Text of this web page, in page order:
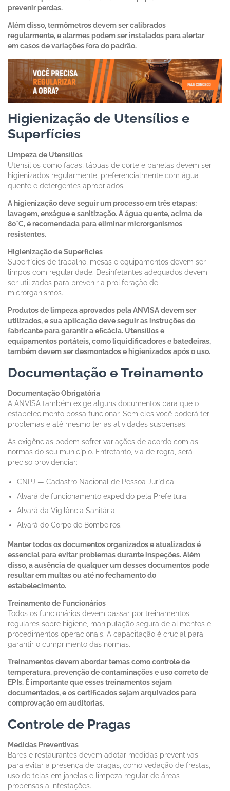
prevenir perdas.
Além disso, termômetros devem ser calibrados
regularmente, e alarmes podem ser instalados para alertar
em casos de variações fora do padrão.
Higienização de Utensílios e
Superfícies
Limpeza de Utensílios
Utensílios como facas, tábuas de corte e panelas devem ser
higienizados regularmente, preferencialmente com água
quente e detergentes apropriados.
A higienização deve seguir um processo em três etapas:
lavagem, enxágue e sanitização. A água quente, acima de
80°C, é recomendada para eliminar microrganismos
resistentes.
Higienização de Superfícies
Superfícies de trabalho, mesas e equipamentos devem ser
limpos com regularidade. Desinfetantes adequados devem
ser utilizados para prevenir a proliferação de
microrganismos.
Produtos de limpeza aprovados pela ANVISA devem ser
utilizados, e sua aplicação deve seguir as instruções do
fabricante para garantir a eficácia. Utensílios e
equipamentos portáteis, como liquidificadores e batedeiras,
também devem ser desmontados e higienizados após o uso.
Documentação e Treinamento
Documentação Obrigatória
A ANVISA também exige alguns documentos para que o
estabelecimento possa funcionar. Sem eles você poderá ter
problemas e até mesmo ter as atividades suspensas.
As exigências podem sofrer variações de acordo com as
normas do seu município. Entretanto, via de regra, será
preciso providenciar:
CNPJ — Cadastro Nacional de Pessoa Jurídica;
Alvará de funcionamento expedido pela Prefeitura;
Alvará da Vigilância Sanitária;
Alvará do Corpo de Bombeiros.
Manter todos os documentos organizados e atualizados é
essencial para evitar problemas durante inspeções. Além
disso, a ausência de qualquer um desses documentos pode
resultar em multas ou até no fechamento do
estabelecimento.
Treinamento de Funcionários
Todos os funcionários devem passar por treinamentos
regulares sobre higiene, manipulação segura de alimentos e
procedimentos operacionais. A capacitação é crucial para
garantir o cumprimento das normas.
Treinamentos devem abordar temas como controle de
temperatura, prevenção de contaminações e uso correto de
EPIs. É importante que esses treinamentos sejam
documentados, e os certificados sejam arquivados para
comprovação em auditorias.
Controle de Pragas
Medidas Preventivas
Bares e restaurantes devem adotar medidas preventivas
para evitar a presença de pragas, como vedação de frestas,
uso de telas em janelas e limpeza regular de áreas
propensas a infestações.